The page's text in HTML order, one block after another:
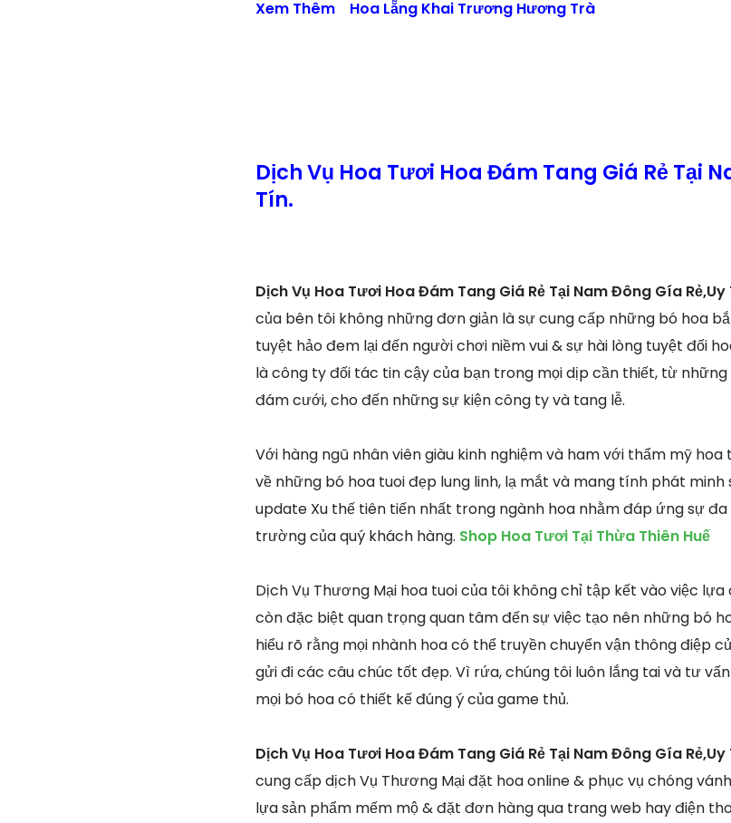
Xem Thêm Hoa Lẵng Khai Trương Hương Trà
Dịch Vụ Hoa Tươi Hoa Đám Tang Giá Rẻ Tại
Tín.
Dịch Vụ Hoa Tươi Hoa Đám Tang Giá Rẻ Tại Nam Đông Gía Rẻ,Uy
của bên tôi không những đơn giản là sự cung cấp những bó hoa
tuyệt hảo đem lại đến người chơi niềm vui & sự hài lòng tuyệt đối
là công ty đối tác tin cậy của bạn trong mọi dịp cần thiết, từ những
đám cưới, cho đến những sự kiện công ty và tang lễ.
Với hàng ngũ nhân viên giàu kinh nghiệm và ham với thẩm mỹ
về những bó hoa tuoi đẹp lung linh, lạ mắt và mang tính phát minh
update Xu thế tiên tiến nhất trong ngành hoa nhằm đáp ứng sự
trường của quý khách hàng. Shop Hoa Tươi Tại Thừa Thiên Huế
Dịch Vụ Thương Mại hoa tuoi của tôi không chỉ tập kết vào việc
còn đặc biệt quan trọng quan tâm đến sự việc tạo nên những bó
hiểu rõ rằng mọi nhành hoa có thể truyền chuyển vận thông điệp
gửi đi các câu chúc tốt đẹp. Vì rứa, chúng tôi luôn lắng tai và tư
mọi bó hoa có thiết kế đúng ý của game thủ.
Dịch Vụ Hoa Tươi Hoa Đám Tang Giá Rẻ Tại Nam Đông Gía Rẻ,Uy
cung cấp dịch Vụ Thương Mại đặt hoa online & phục vụ chóng
lựa sản phẩm mếm mộ & đặt đơn hàng qua trang web hay điện